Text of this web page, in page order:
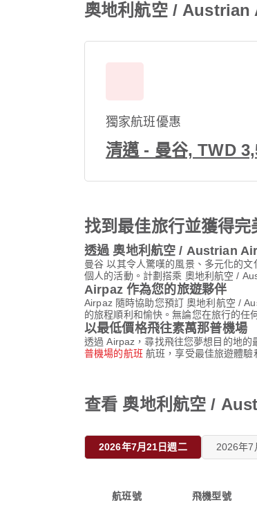
奧地利航空 / Austrian
獨家航班優惠
清邁 - 曼谷, TWD
找到最佳旅行並獲得完
透過 奧地利航空 / Austrian
曼谷 以其令人驚嘆的風景、多元化的
個人的活動。計劃搭乘 奧地利航空 /
Airpaz 作為您的旅遊夥伴
Airpaz 隨時協助您預訂 奧地利航空 /
的旅程順利和愉快。無論您在旅行的任
以最低價格飛往素萬那普機場
透過 Airpaz，尋找飛往您夢想目的地
普機場的航班 航班，享受最佳旅遊體驗
查看 奧地利航空 /
2026年7月21日週二 2026年7
航班號 飛機型號